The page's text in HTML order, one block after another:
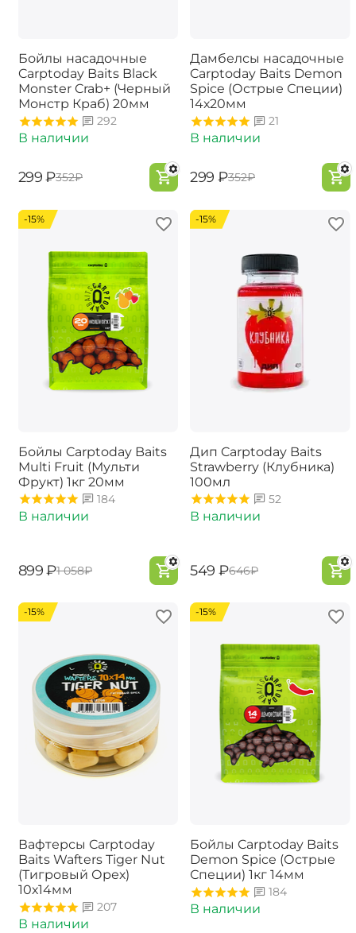
Бойлы насадочные
Carptoday Baits Black
Monster Crab+ (Черный
Монстр Краб) 20мм
292
В наличии
‍299‍ ₽‍352‍₽
Дамбелсы насадочные
Carptoday Baits Demon
Spice (Острые Специи)
14х20мм
21
В наличии
‍299‍ ₽‍352‍₽
-15%
Бойлы Carptoday Baits
Multi Fruit (Мульти
Фрукт) 1кг 20мм
184
В наличии
‍899‍ ₽‍1 058‍₽
-15%
Дип Carptoday Baits
Strawberry (Клубника)
100мл
52
В наличии
‍549‍ ₽‍646‍₽
-15%
Вафтерсы Carptoday
Baits Wafters Tiger Nut
(Тигровый Орех)
10х14мм
207
В наличии
-15%
Бойлы Carptoday Baits
Demon Spice (Острые
Специи) 1кг 14мм
184
В наличии